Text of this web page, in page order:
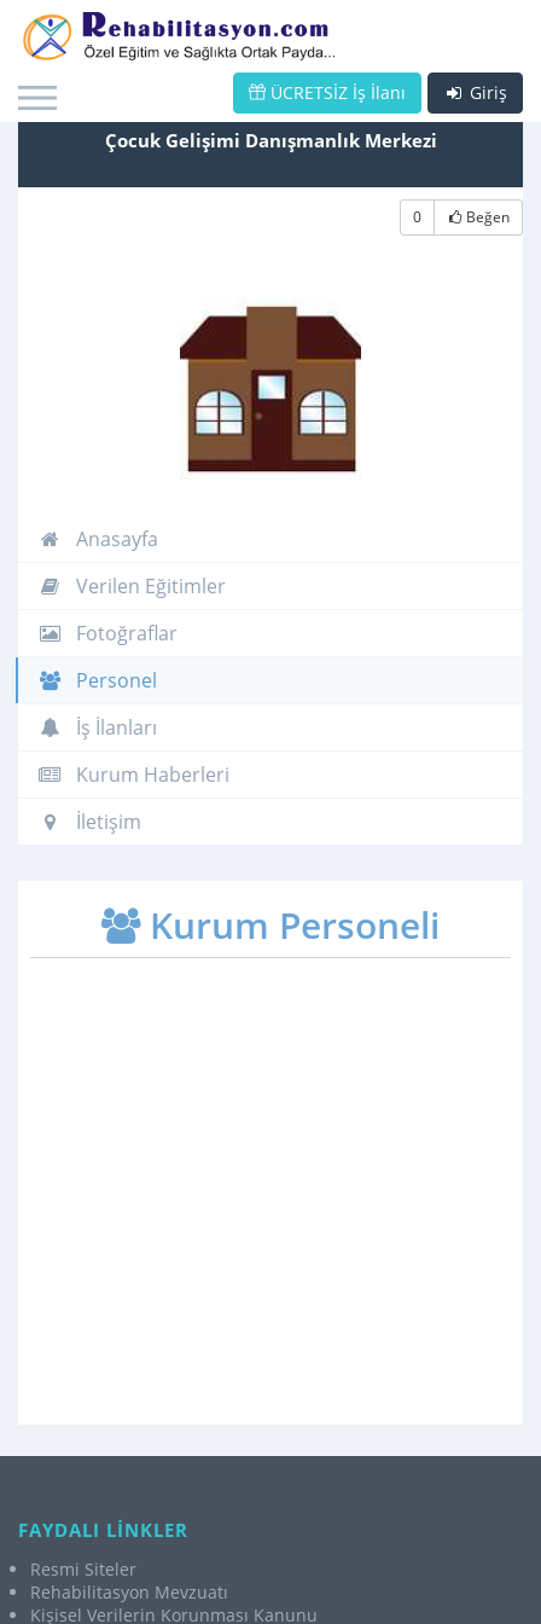
Giriş
ÜCRETSİZ İş İlanı
Çocuk Gelişimi Danışmanlık Merkezi
0 Beğen
Anasayfa
Verilen Eğitimler
Fotoğraflar
Personel
İş İlanları
Kurum Haberleri
İletişim
Kurum Personeli
FAYDALI LİNKLER
Resmi Siteler
Rehabilitasyon Mevzuatı
Kişisel Verilerin Korunması Kanunu